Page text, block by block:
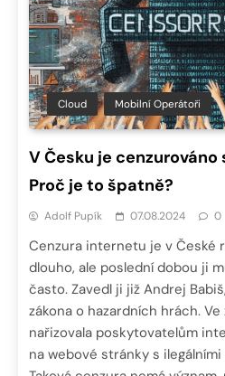
Cloud Mobilní Operátoři
V Česku je
Proč je to špatně?
Adolf Pupík 07.08.2024 0
Cenzura internetu je v České
dlouho, ale poslední dobou ji
často. Zavedl ji již Andrej
zákona o hazardních hrách.
nařizovala poskytovatelům
na webové stránky s